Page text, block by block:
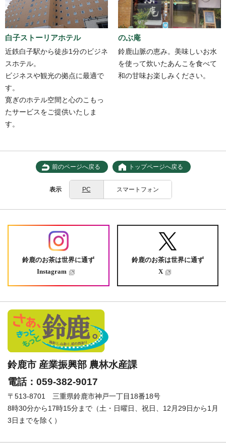
白子ストーリアホテル
近鉄白子駅から徒歩1分のビジネ
スホテル。
ビジネスや観光の拠点に最適で
す。
寛ぎのホテル空間と心のこもっ
たサービスをご提供いたしま
す。
のぶ庵
鈴鹿山脈の恵み。美味しいお水
を使って炊いたあんこを食べて
和の甘味お楽しみください。
前のページへ戻る トップページへ戻る
表示 PC スマートフォン
鈴鹿のお茶は世界に通ず
Instagram
鈴鹿のお茶は世界に通ず
X
鈴鹿市 産業振興部 農林水産課
電話：059-382-9017
〒513-8701 三重県鈴鹿市神戸一丁目18番18号
8時30分から17時15分まで（土・日曜日、祝日、12月29日から1月
3日までを除く）